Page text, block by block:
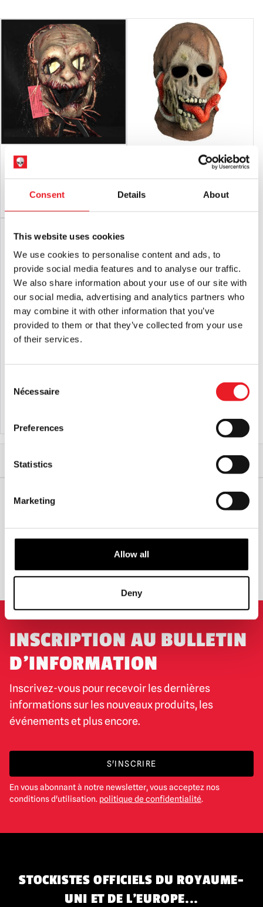
Consent Details About
This website uses cookies
We use cookies to personalise content and ads, to
provide social media features and to analyse our traffic.
We also share information about your use of our site with
our social media, advertising and analytics partners who
may combine it with other information that you’ve
provided to them or that they’ve collected from your use
of their services.
Selection
Nécessaire
Preferences
Statistics
Marketing
Allow all
Deny
Avertissement LaTeX :
Peut contenir du latex qui, dans de très
rares cas, peut provoquer une réaction allergique chez les
personnes sensibles au latex.
RETOURSne sera accepté que si le produit est en parfait état
et avec
Toutes les étiquettes attachées.
Masque en latex Voodoo II
150.00
AJOUTER AU PANIER VOIR LE PRODUIT
Don Post - Masque de momie serpent
AJOUTER AU PANIER VOIR LE PRODUIT
449.95
Masque de momie In-Tombed
ROYAUME-UNI
INSCRIPTION AU BULLETIN
D'INFORMATION
Inscrivez-vous pour recevoir les dernières
informations sur les nouveaux produits, les
événements et plus encore.
S'INSCRIRE
En vous abonnant à notre newsletter, vous acceptez nos
conditions d'utilisation. politique de confidentialité.
STOCKISTES OFFICIELS DU ROYAUME-
UNI ET DE L'EUROPE...